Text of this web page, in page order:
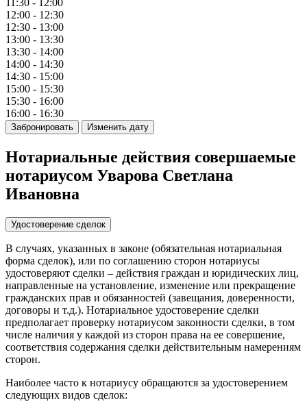
12:00 - 12:30
12:30 - 13:00
13:00 - 13:30
13:30 - 14:00
14:00 - 14:30
14:30 - 15:00
15:00 - 15:30
15:30 - 16:00
16:00 - 16:30
Забронировать Изменить дату
Нотариальные действия совершаемые
нотариусом Уварова Светлана
Ивановна
Удостоверение сделок
В случаях, указанных в законе (обязательная нотариальная
форма сделок), или по соглашению сторон нотариусы
удостоверяют сделки – действия граждан и юридических лиц,
направленные на установление, изменение или прекращение
гражданских прав и обязанностей (завещания, доверенности,
договоры и т.д.). Нотариальное удостоверение сделки
предполагает проверку нотариусом законности сделки, в том
числе наличия у каждой из сторон права на ее совершение,
соответствия содержания сделки действительным намерениям
сторон.
Наиболее часто к нотариусу обращаются за удостоверением
следующих видов сделок: